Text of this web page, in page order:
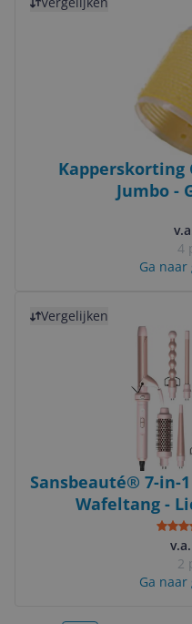
Kapperskorting
Jumbo -
4
Ga naar
Vergelijken
Sansbeauté® 7-in-
Wafeltang -
2
Ga naar